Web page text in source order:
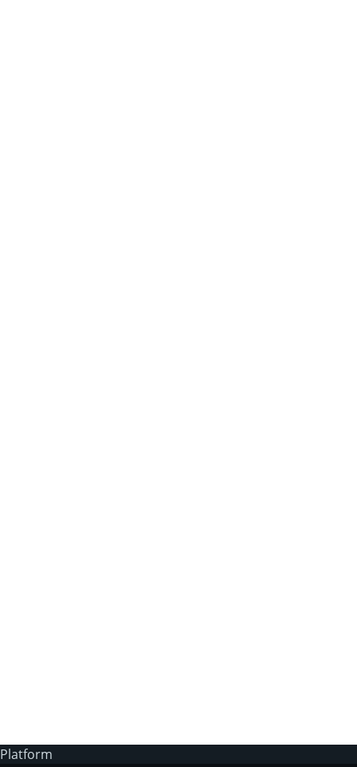
Platform